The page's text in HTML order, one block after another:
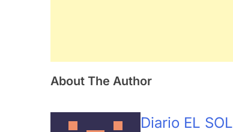
About The Author
Diario EL SOL